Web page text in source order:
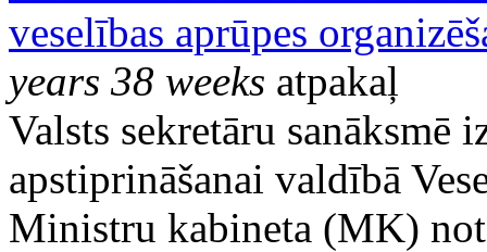
veselības aprūpes
years 38 weeks atpakaļ
Valsts sekretāru sanāksmē
apstiprināšanai valdībā
Ministru kabineta (MK)